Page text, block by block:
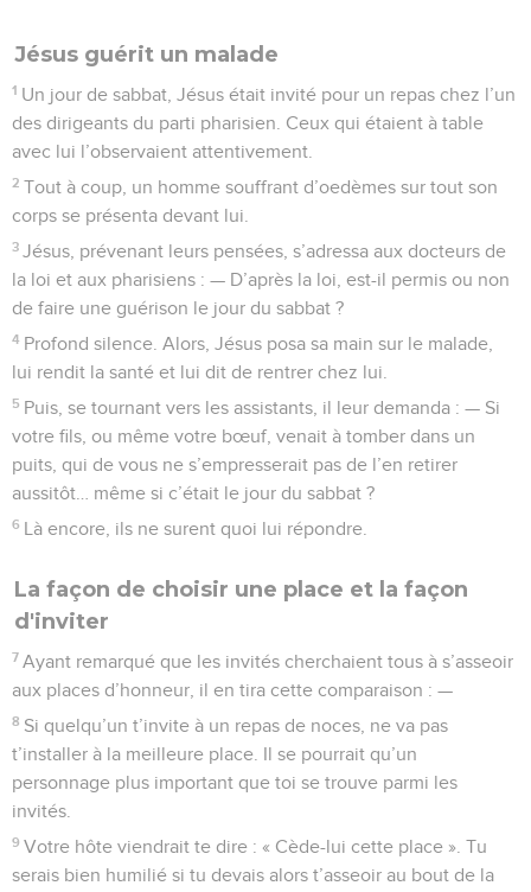
Jésus guérit un malade
1 Un jour de sabbat, Jésus était invité pour un repas chez l’un
des dirigeants du parti pharisien. Ceux qui étaient à table
avec lui l’observaient attentivement.
2 Tout à coup, un homme souffrant d’oedèmes sur tout son
corps se présenta devant lui.
3 Jésus, prévenant leurs pensées, s’adressa aux docteurs de
la loi et aux pharisiens : — D’après la loi, est-il permis ou non
de faire une guérison le jour du sabbat ?
4 Profond silence. Alors, Jésus posa sa main sur le malade,
lui rendit la santé et lui dit de rentrer chez lui.
5 Puis, se tournant vers les assistants, il leur demanda : — Si
votre fils, ou même votre bœuf, venait à tomber dans un
puits, qui de vous ne s’empresserait pas de l’en retirer
aussitôt… même si c’était le jour du sabbat ?
6 Là encore, ils ne surent quoi lui répondre.
La façon de choisir une place et la façon
d'inviter
7 Ayant remarqué que les invités cherchaient tous à s’asseoir
aux places d’honneur, il en tira cette comparaison : —
8 Si quelqu’un t’invite à un repas de noces, ne va pas
t’installer à la meilleure place. Il se pourrait qu’un
personnage plus important que toi se trouve parmi les
invités.
9 Votre hôte viendrait te dire : « Cède-lui cette place ». Tu
serais bien humilié si tu devais alors t’asseoir au bout de la